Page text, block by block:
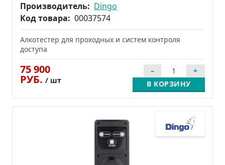
Производитель: Dingo
Код товара: 00037574
Алкотестер для проходных и систем контроля
доступа
75 900
РУБ. / шт В КОРЗИНУ